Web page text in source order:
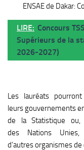
ENSAE de Dakar:
LIRE: Concours
Supérieurs de la
2026-2027)
Les lauréats
leurs gouvernements
de la Statistique ou,
des Nations
d’autres organismes